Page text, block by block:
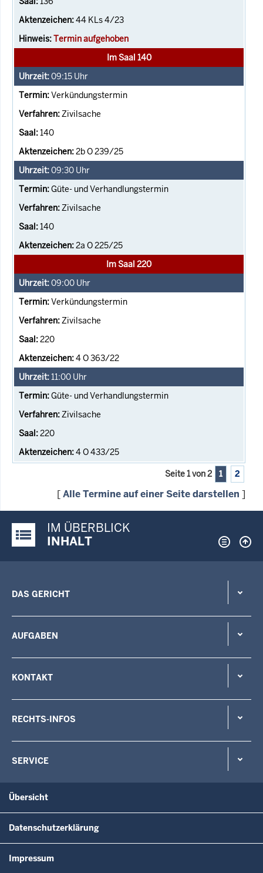
44 KLs 4/23
Termin aufgehoben
Im Saal 140
09:15 Uhr
Verkündungstermin
Zivilsache
140
2b O 239/25
09:30 Uhr
Güte- und Verhandlungstermin
Zivilsache
140
2a O 225/25
Im Saal 220
09:00 Uhr
Verkündungstermin
Zivilsache
220
4 O 363/22
11:00 Uhr
Güte- und Verhandlungstermin
Zivilsache
220
4 O 433/25
Seite 1 von 2 1 2
[Alle Termine auf einer Seite darstellen ]
Justiz-Portal im Überblick:
IM ÜBERBLICK
INHALT
DAS GERICHT
AUFGABEN
KONTAKT
RECHTS-INFOS
SERVICE
Übersicht
Datenschutzerklärung
Impressum